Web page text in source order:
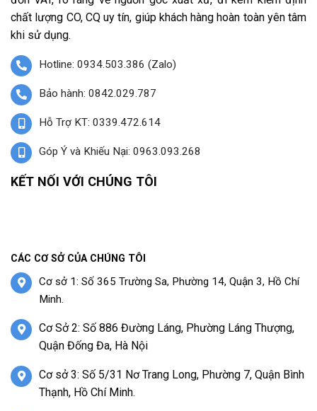
chất lượng CO, CQ uy tín, giúp khách hàng hoàn toàn yên tâm
khi sử dụng.
Hotline: 0934.503.386 (Zalo)
Bảo hành: 0842.029.787
Hỗ Trợ KT: 0339.472.614
Góp Ý và Khiếu Nại: 0963.093.268
KẾT NỐI VỚI CHÚNG TÔI
CÁC CƠ SỞ CỦA CHÚNG TÔI
Cơ sở 1: Số 365 Trường Sa, Phường 14, Quận 3, Hồ Chí
Minh.
Cơ Sở 2: Số 886 Đường Láng, Phường Láng Thượng,
Quận Đống Đa, Hà Nội
Cơ sở 3: Số 5/31 Nơ Trang Long, Phường 7, Quận Bình
Thạnh, Hồ Chí Minh.